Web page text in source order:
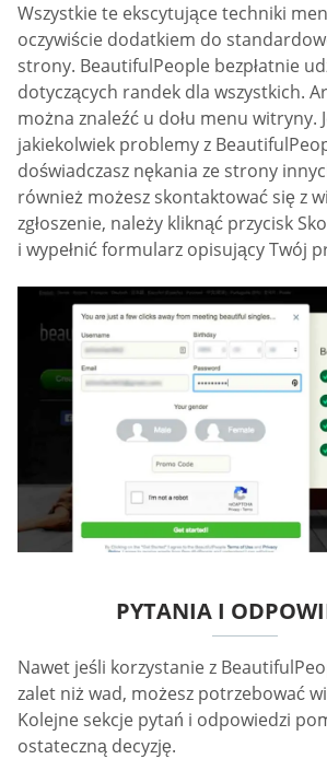
Wszystkie te ekscytujące techniki
oczywiście dodatkiem do
strony. BeautifulPeople bezpłatnie
dotyczących randek dla wszystkich.
można znaleźć u dołu menu witryny.
jakiekolwiek problemy z
doświadczasz nękania ze strony
również możesz skontaktować się z
zgłoszenie, należy kliknąć przycisk
i wypełnić formularz opisujący Twój
PYTANIA I
Nawet jeśli korzystanie z
zalet niż wad, możesz potrzebować
Kolejne sekcje pytań i odpowiedzi
ostateczną decyzję.